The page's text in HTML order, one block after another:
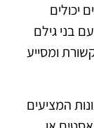
יכולים
בני גילם
ומסייע
המציעים